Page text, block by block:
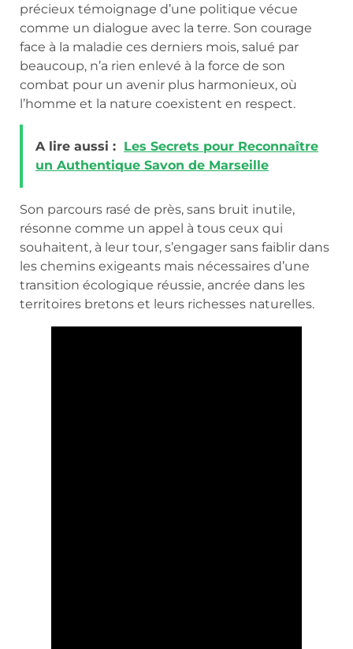
précieux témoignage d’une politique vécue
comme un dialogue avec la terre. Son courage
face à la maladie ces derniers mois, salué par
beaucoup, n’a rien enlevé à la force de son
combat pour un avenir plus harmonieux, où
l’homme et la nature coexistent en respect.
A lire aussi : Les Secrets pour Reconnaître
un Authentique Savon de Marseille
Son parcours rasé de près, sans bruit inutile,
résonne comme un appel à tous ceux qui
souhaitent, à leur tour, s’engager sans faiblir dans
les chemins exigeants mais nécessaires d’une
transition écologique réussie, ancrée dans les
territoires bretons et leurs richesses naturelles.